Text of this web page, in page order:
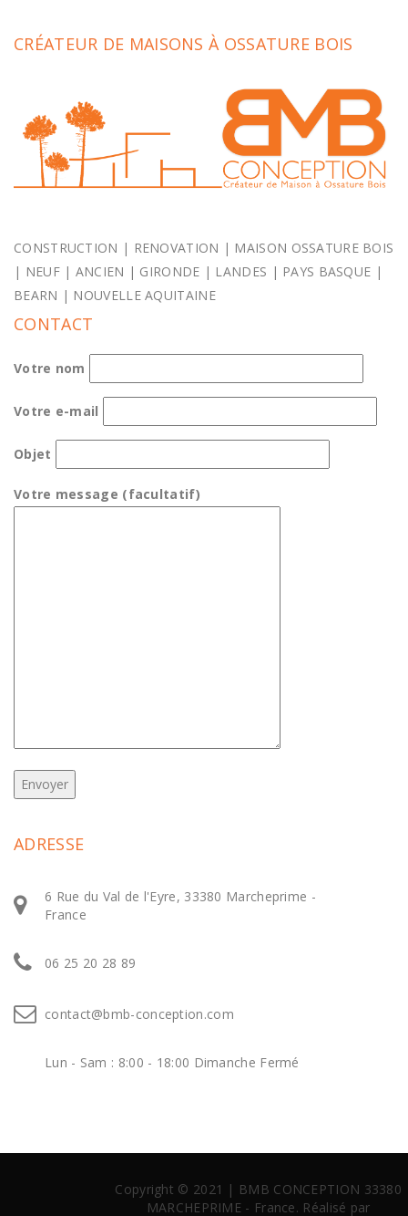
CRÉATEUR DE MAISONS À OSSATURE BOIS
CONSTRUCTION | RENOVATION | MAISON OSSATURE BOIS
| NEUF | ANCIEN | GIRONDE | LANDES | PAYS BASQUE |
BEARN | NOUVELLE AQUITAINE
CONTACT
Votre nom
Votre e-mail
Objet
Votre message (facultatif)
ADRESSE
6 Rue du Val de l'Eyre, 33380 Marcheprime -
France
06 25 20 28 89
contact@bmb-conception.com
Lun - Sam : 8:00 - 18:00 Dimanche Fermé
Copyright © 2021 | BMB CONCEPTION 33380
MARCHEPRIME - France. Réalisé par